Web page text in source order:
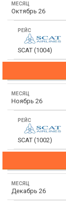
Октябрь 26
SCAT (1004)
Ноябрь 26
SCAT (1002)
Декабрь 26
Сетевые отели
Сетевые отели
Сетевые
Сетевые отели
Сетевые отели
Сетевые отели
Сетевые
Сетевые отели